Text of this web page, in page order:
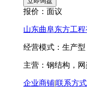
报价： 面议
山东曲阜东方工程
经营模式：生产型
主营：钢结构，
企业商铺|联系方式